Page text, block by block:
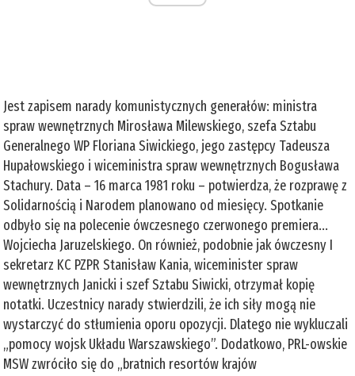
Jest zapisem narady komunistycznych generałów: ministra
spraw wewnętrznych Mirosława Milewskiego, szefa Sztabu
Generalnego WP Floriana Siwickiego, jego zastępcy Tadeusza
Hupałowskiego i wiceministra spraw wewnętrznych Bogusława
Stachury. Data – 16 marca 1981 roku – potwierdza, że rozprawę z
Solidarnością i Narodem planowano od miesięcy. Spotkanie
odbyło się na polecenie ówczesnego czerwonego premiera...
Wojciecha Jaruzelskiego. On również, podobnie jak ówczesny I
sekretarz KC PZPR Stanisław Kania, wiceminister spraw
wewnętrznych Janicki i szef Sztabu Siwicki, otrzymał kopię
notatki. Uczestnicy narady stwierdzili, że ich siły mogą nie
wystarczyć do stłumienia oporu opozycji. Dlatego nie wykluczali
„pomocy wojsk Układu Warszawskiego”. Dodatkowo, PRL-owskie
MSW zwróciło się do „bratnich resortów krajów